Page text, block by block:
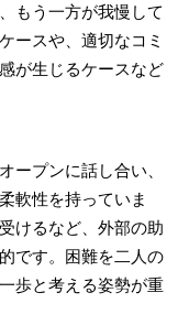
もう一方が我慢して
ースや、適切なコミ
が生じるケースなど
ープンに話し合い、
軟性を持っていま
けるなど、外部の助
です。困難を二人の
歩と考える姿勢が重